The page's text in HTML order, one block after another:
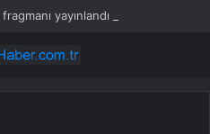
yayınlandı mı?